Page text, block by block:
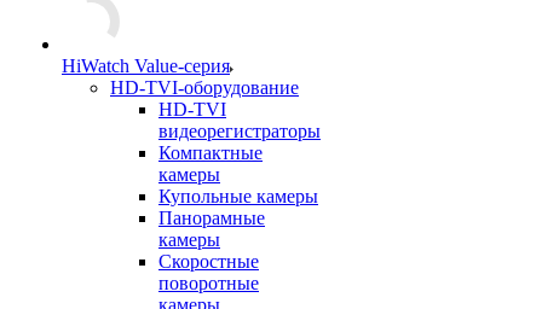
HiWatch Value-серия
HD-TVI-оборудование
HD-TVI
видеорегистраторы
Компактные
камеры
Купольные камеры
Панорамные
камеры
Скоростные
поворотные
камеры